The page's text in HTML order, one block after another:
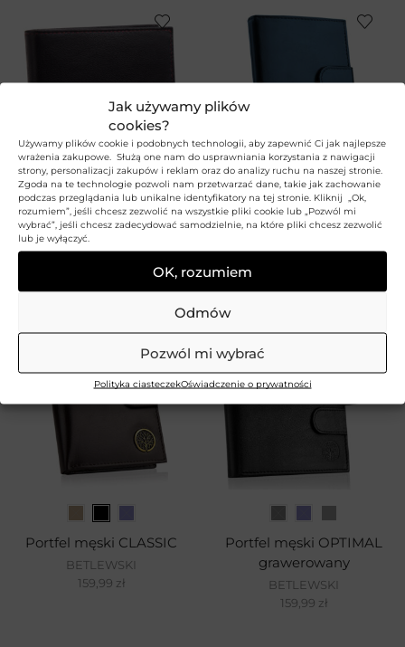
Jak używamy plików
cookies?
Używamy plików cookie i podobnych technologii, aby zapewnić Ci jak najlepsze
wrażenia zakupowe. Służą one nam do usprawniania korzystania z nawigacji
strony, personalizacji zakupów i reklam oraz do analizy ruchu na naszej stronie.
Zgoda na te technologie pozwoli nam przetwarzać dane, takie jak zachowanie
podczas przeglądania lub unikalne identyfikatory na tej stronie. Kliknij „Ok,
rozumiem”, jeśli chcesz zezwolić na wszystkie pliki cookie lub „Pozwól mi
wybrać”, jeśli chcesz zadecydować samodzielnie, na które pliki chcesz zezwolić
lub je wyłączyć.
OK, rozumiem
Odmów
Pozwól mi wybrać
Polityka ciasteczekOświadczenie o prywatności
Portfel męski NITE
BETLEWSKI
Portfel męski CLASSIC
BETLEWSKI
Portfel męski CLASSIC
BETLEWSKI
159,99 zł
Portfel męski OPTIMAL
grawerowany
BETLEWSKI
159,99 zł